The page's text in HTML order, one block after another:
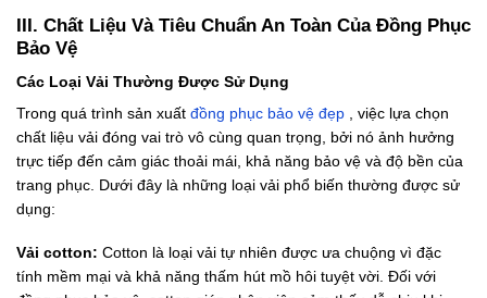
III. Chất Liệu Và Tiêu Chuẩn An Toàn Của Đồng Phục
Bảo Vệ
Các Loại Vải Thường Được Sử Dụng
Trong quá trình sản xuất đồng phục bảo vệ đẹp , việc lựa chọn
chất liệu vải đóng vai trò vô cùng quan trọng, bởi nó ảnh hưởng
trực tiếp đến cảm giác thoải mái, khả năng bảo vệ và độ bền của
trang phục. Dưới đây là những loại vải phổ biến thường được sử
dụng:
Vải cotton: Cotton là loại vải tự nhiên được ưa chuộng vì đặc
tính mềm mại và khả năng thấm hút mồ hôi tuyệt vời. Đối với